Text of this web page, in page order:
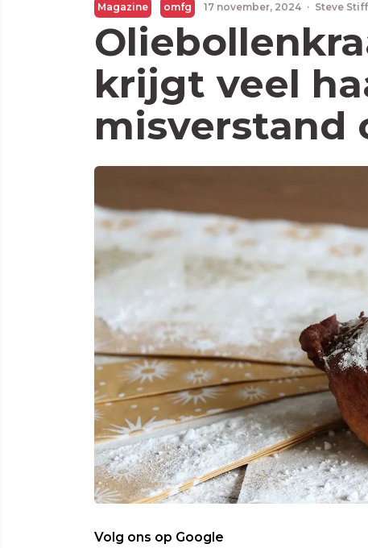
Magazine omfg 17 november, 2024 · Steve
krijgt veel
misverstand
Volg ons op Google